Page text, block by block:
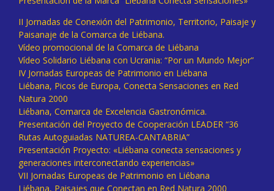
II Jornadas de Conexión del Patrimonio, Territorio, Paisaje y
Paisanaje de la Comarca de Liébana.
Vídeo promocional de la Comarca de Liébana
Vídeo Solidario Liébana con Ucrania: “Por un Mundo Mejor”
IV Jornadas Europeas de Patrimonio en Liébana
Liébana, Picos de Europa, Conecta Sensaciones en Red
Natura 2000
Liébana, Comarca de Excelencia Gastronómica.
Presentación del Proyecto de Cooperación LEADER “36
Rutas Autoguiadas NATUREA-CANTABRIA”
Presentación Proyecto: «Liébana conecta sensaciones y
generaciones interconectando experiencias»
VII Jornadas Europeas de Patrimonio en Liébana
Liébana, Paisajes que Conectan en Red Natura 2000